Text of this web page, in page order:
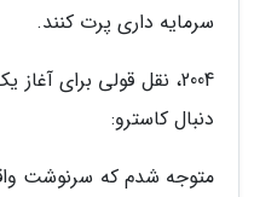
سرمایه داری پرت کنند.
2004، نقل قولی برای
دنبال کاسترو:
متوجه شدم که سرنوشت